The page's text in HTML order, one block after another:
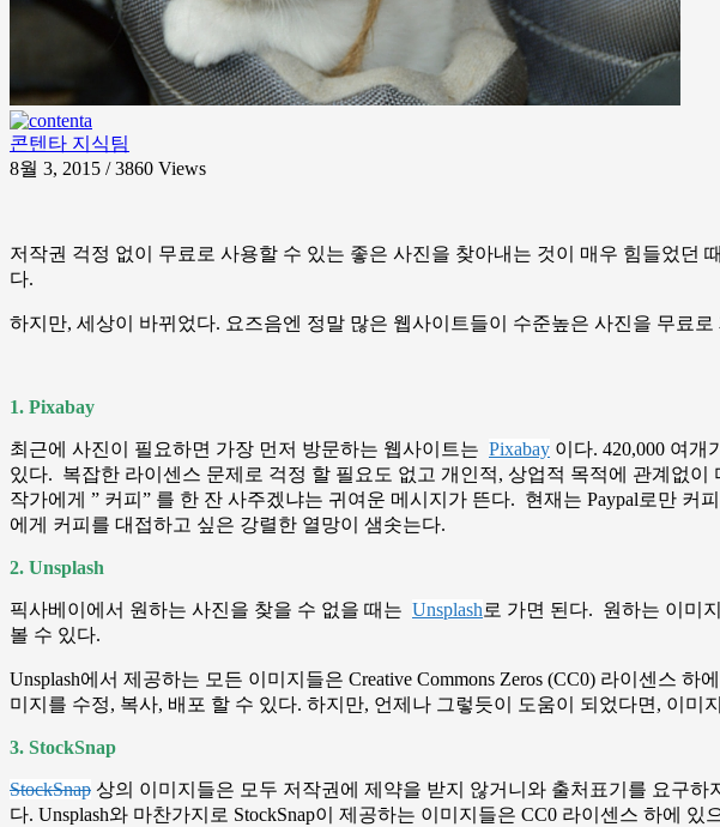
콘텐타 지식팀
8월 3, 2015 / 3860 Views
저작권 걱정 없이 무료로 사용할 수 있는 좋은 사진을 찾아내는 것이 매우 힘들었
다.
하지만, 세상이 바뀌었다. 요즈음엔 정말 많은 웹사이트들이 수준높은 사진을 무료
1. Pixabay
최근에 사진이 필요하면 가장 먼저 방문하는 웹사이트는 Pixabay 이다. 420,000 여개
있다. 복잡한 라이센스 문제로 걱정 할 필요도 없고 개인적, 상업적 목적에 관계없
작가에게 ” 커피” 를 한 잔 사주겠냐는 귀여운 메시지가 뜬다. 현재는 Paypal로만
에게 커피를 대접하고 싶은 강렬한 열망이 샘솟는다.
2. Unsplash
픽사베이에서 원하는 사진을 찾을 수 없을 때는 Unsplash 로 가면 된다. 원하는 이미
볼 수 있다.
Unsplash에서 제공하는 모든 이미지들은 Creative Commons Zeros (CC0) 라이센스
미지를 수정, 복사, 배포 할 수 있다. 하지만, 언제나 그렇듯이 도움이 되었다면, 이미
3. StockSnap
StockSnap 상의 이미지들은 모두 저작권에 제약을 받지 않거니와 출처표기를 요구
다. Unsplash와 마찬가지로 StockSnap이 제공하는 이미지들은 CC0 라이센스 하에